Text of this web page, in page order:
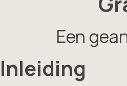
Een
Inleiding